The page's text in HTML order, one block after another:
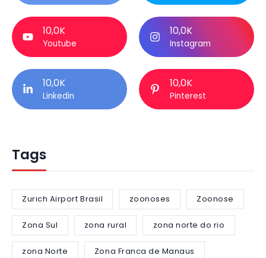
10,0K
Youtube
10,0K
Instagram
10,0K
Linkedin
10,0K
Pinterest
Tags
Zurich Airport Brasil zoonoses Zoonose
Zona Sul zona rural zona norte do rio
zona Norte Zona Franca de Manaus